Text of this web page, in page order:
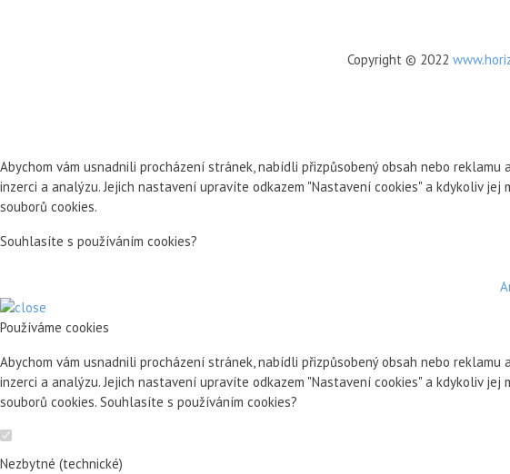
Copyright © 2022
Abychom vám usnadnili procházení stránek, nabídli přizpůsobený obsah nebo
inzerci a analýzu. Jejich nastavení upravíte odkazem "Nastavení cookies" a kdykoliv
souborů cookies.
Souhlasíte s používáním cookies?
Používáme cookies
Abychom vám usnadnili procházení stránek, nabídli přizpůsobený obsah nebo
inzerci a analýzu. Jejich nastavení upravíte odkazem "Nastavení cookies" a kdykoliv
souborů cookies. Souhlasíte s používáním cookies?
Nezbytné (technické)